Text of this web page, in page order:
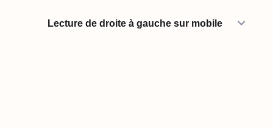
Lecture de droite à gauche sur mobile